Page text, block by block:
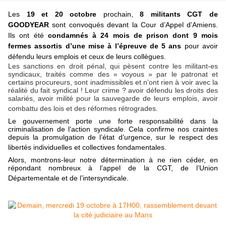
Les 19 et 20 octobre prochain,8 militants CGT de
GOODYEAR sont convoqués devant la Cour d’Appel d’Amiens.
Ils ont été condamnés à 24 mois de prison dont 9 mois
fermes assortis d’une mise à l’épreuve de 5 ans pour avoir
défendu leurs emplois et ceux de leurs collègues.
Les sanctions en droit pénal, qui pèsent contre les militant-es
syndicaux, traités comme des « voyous » par le patronat et
certains procureurs, sont inadmissibles et n’ont rien à voir avec la
réalité du fait syndical ! Leur crime ? avoir défendu les droits des
salariés, avoir milité pour la sauvegarde de leurs emplois, avoir
combattu des lois et des réformes rétrogrades.
Le gouvernement porte une forte responsabilité dans la
criminalisation de l’action syndicale. Cela confirme nos craintes
depuis la promulgation de l’état d’urgence, sur le respect des
libertés individuelles et collectives fondamentales.
Alors, montrons-leur notre détermination à ne rien céder, en
répondant nombreux à l’appel de la CGT, de l’Union
Départementale et de l’intersyndicale.